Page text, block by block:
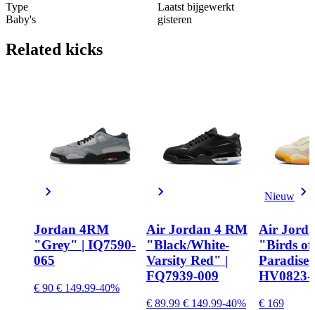
Type
Baby's
Laatst bijgewerkt
gisteren
Related kicks
Jordan 4RM
"Grey" | IQ7590-
065
€ 90 € 149.99-40%
Air Jordan 4 RM
"Black/White-
Varsity Red" |
FQ7939-009
€ 89.99 € 149.99-40%
Nieuw
Air
"Birds of
HV0823-
€ 169